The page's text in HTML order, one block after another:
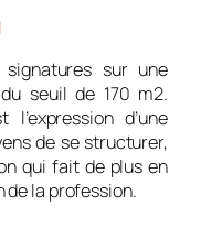
sur une
seuil de 170 m2.
l’expression d’une
de se structurer,
qui fait de plus en
de la profession.